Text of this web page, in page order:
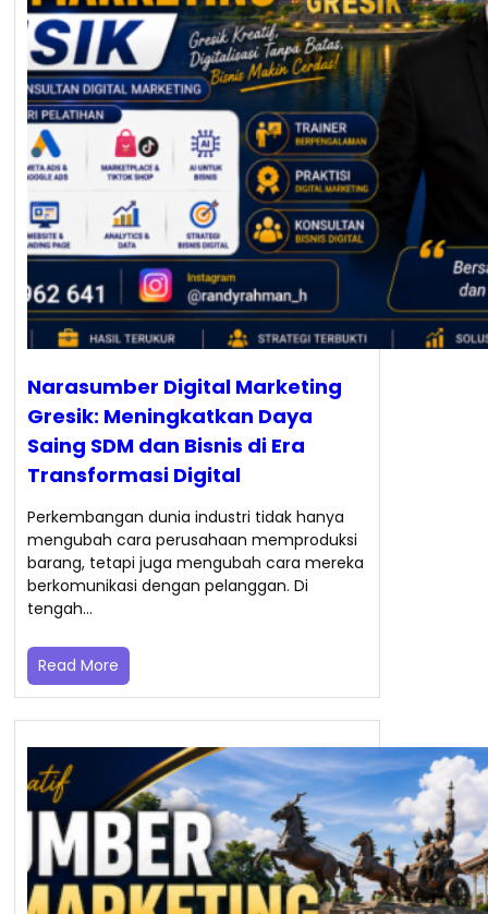
Narasumber Digital Marketing
Gresik: Meningkatkan Daya
Saing SDM dan Bisnis di Era
Transformasi Digital
Perkembangan dunia industri tidak hanya
mengubah cara perusahaan memproduksi
barang, tetapi juga mengubah cara mereka
berkomunikasi dengan pelanggan. Di
tengah…
Read More